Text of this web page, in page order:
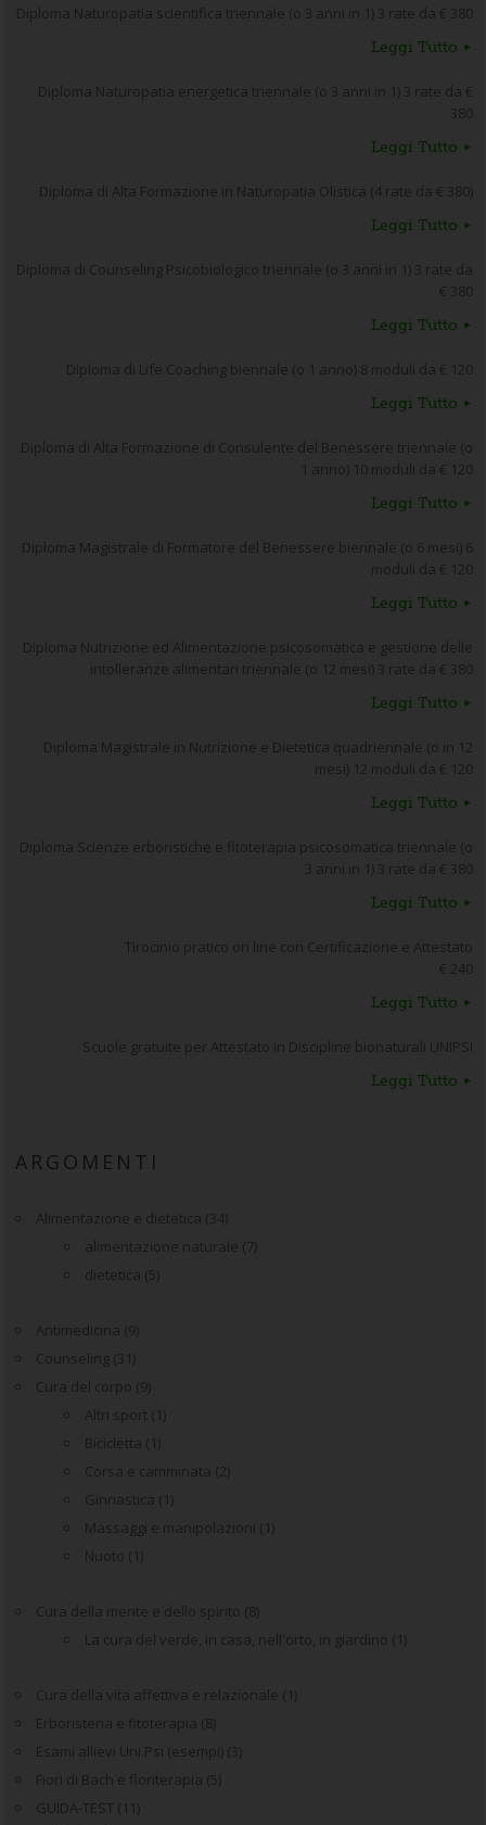
Diploma Naturopatia scientifica triennale (o 3 anni in 1) 3 rate da € 380
Leggi Tutto
Diploma Naturopatia energetica triennale (o 3 anni in 1) 3 rate da €
380
Leggi Tutto
Diploma di Alta Formazione in Naturopatia Olistica (4 rate da € 380)
Leggi Tutto
Diploma di Counseling Psicobiologico triennale (o 3 anni in 1) 3 rate da
€ 380
Leggi Tutto
Diploma di Life Coaching biennale (o 1 anno) 8 moduli da € 120
Leggi Tutto
Diploma di Alta Formazione di Consulente del Benessere triennale (o
1 anno) 10 moduli da € 120
Leggi Tutto
Diploma Magistrale di Formatore del Benessere biennale (o 6 mesi) 6
moduli da € 120
Leggi Tutto
Diploma Nutrizione ed Alimentazione psicosomatica e gestione delle
intolleranze alimentari triennale (o 12 mesi) 3 rate da € 380
Leggi Tutto
Diploma Magistrale in Nutrizione e Dietetica quadriennale (o in 12
mesi) 12 moduli da € 120
Leggi Tutto
Diploma Scienze erboristiche e fitoterapia psicosomatica triennale (o
3 anni in 1) 3 rate da € 380
Leggi Tutto
Tirocinio pratico on line con Certificazione e Attestato
€ 240
Leggi Tutto
Scuole gratuite per Attestato in Discipline bionaturali UNIPSI
Leggi Tutto
ARGOMENTI
Alimentazione e dietetica (34)
alimentazione naturale (7)
dietetica (5)
Antimedicina (9)
Counseling (31)
Cura del corpo (9)
Altri sport (1)
Bicicletta (1)
Corsa e camminata (2)
Ginnastica (1)
Massaggi e manipolazioni (1)
Nuoto (1)
Cura della mente e dello spirito (8)
La cura del verde, in casa, nell'orto, in giardino (1)
Cura della vita affettiva e relazionale (1)
Erboristeria e fitoterapia (8)
Esami allievi Uni.Psi (esempi) (3)
Fiori di Bach e floriterapia (5)
GUIDA-TEST (11)